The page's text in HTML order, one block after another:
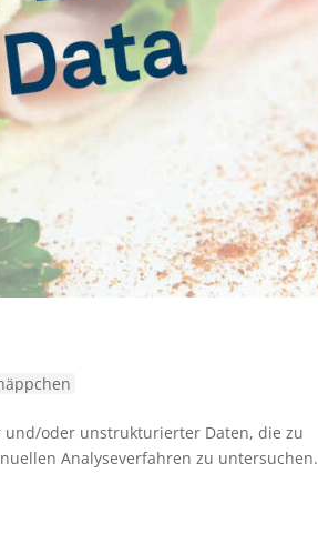
oder unstrukturierter Daten, die zu
Analyseverfahren zu untersuchen.